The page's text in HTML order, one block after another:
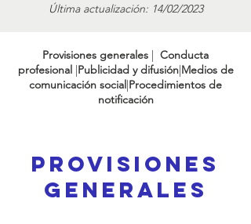
Última actualización: 14/02/2023
Provisiones generales | Conducta
profesional|Publicidad y difusión|Medios de
comunicación social|Procedimientos de
notificación
Provisiones
generales